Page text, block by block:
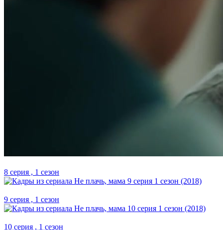
8 серия , 1 сезон
9 серия , 1 сезон
10 серия , 1 сезон